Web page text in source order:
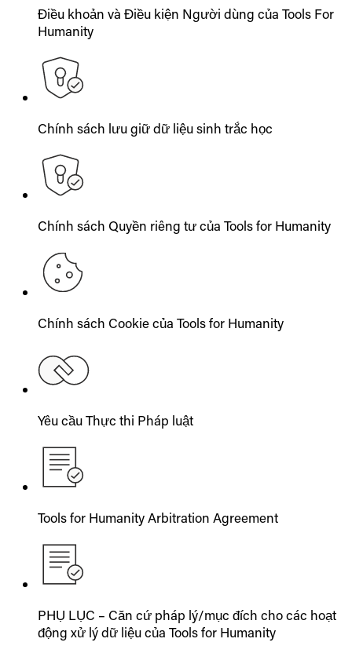
Điều khoản và Điều kiện Người dùng của Tools For
Humanity
Chính sách lưu giữ dữ liệu sinh trắc học
Chính sách Quyền riêng tư của Tools for Humanity
Chính sách Cookie của Tools for Humanity
Yêu cầu Thực thi Pháp luật
Tools for Humanity Arbitration Agreement
PHỤ LỤC – Căn cứ pháp lý/mục đích cho các hoạt
động xử lý dữ liệu của Tools for Humanity